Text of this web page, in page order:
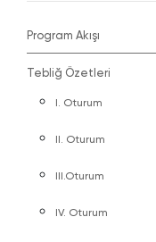
Program Akışı
Tebliğ Özetleri
I. Oturum
II. Oturum
III.Oturum
IV. Oturum